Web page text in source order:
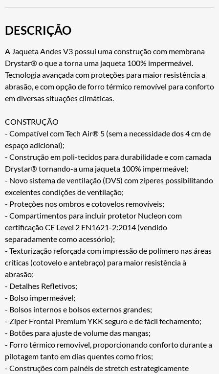
DESCRIÇÃO
A Jaqueta Andes V3 possui uma construção com membrana
Drystar® o que a torna uma jaqueta 100% impermeável.
Tecnologia avançada com proteções para maior resistência a
abrasão, e com opção de forro térmico removível para conforto
em diversas situações climáticas.
CONSTRUÇÃO
- Compatível com Tech Air® 5 (sem a necessidade dos 4 cm de
espaço adicional);
- Construção em poli-tecidos para durabilidade e com camada
Drystar® tornando-a uma jaqueta 100% impermeável;
- Novo sistema de ventilação (DVS) com zíperes possibilitando
excelentes condições de ventilação;
- Proteções nos ombros e cotovelos removíveis;
- Compartimentos para incluir protetor Nucleon com
certificação CE Level 2 EN1621-2:2014 (vendido
separadamente como acessório);
- Texturização reforçada com impressão de polímero nas áreas
críticas (cotovelo e antebraço) para maior resistência à
abrasão;
- Detalhes Refletivos;
- Bolso impermeável;
- Bolsos internos e bolsos externos grandes;
- Zíper Frontal Premium YKK seguro e de fácil fechamento;
- Botões para ajuste de volume das mangas;
- Forro térmico removível, proporcionando conforto durante a
pilotagem tanto em dias quentes como frios;
- Construções com painéis de stretch estrategicamente